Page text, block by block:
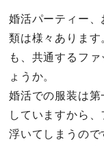
婚活パーティー
類は様々ありま
も、共通するフ
ょうか。
婚活での服装は
していますから
浮いてしまうので